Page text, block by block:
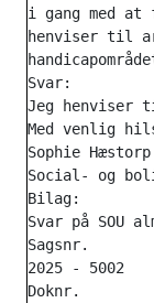
i gang med
henviser til
Svar:
Jeg henviser
Med venlig
Sophie
Social- og
Bilag:
Svar på SOU
Sagsnr.
2025 - 5002
Doknr.